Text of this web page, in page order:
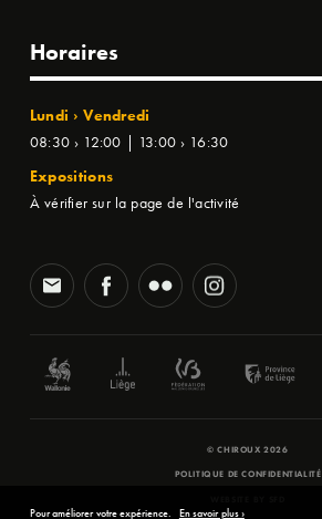
Horaires
Lundi › Vendredi
08:30 › 12:00 | 13:00 › 16:30
Expositions
À vérifier sur la page de l'activité
© CHIROUX 2026
POLITIQUE DE CONFIDENTIALITÉ
Pour améliorer votre expérience. En savoir plus ›